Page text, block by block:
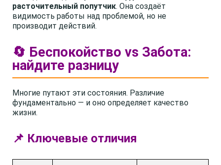
расточительный попутчик. Она создаёт
видимость работы над проблемой, но не
производит действий.
🔄 Беспокойство vs Забота:
найдите разницу
Многие путают эти состояния. Различие
фундаментально — и оно определяет качество
жизни.
📌 Ключевые отличия